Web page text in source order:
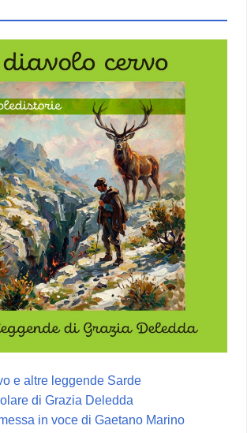
e altre leggende Sarde
di Grazia Deledda
in voce di Gaetano Marino